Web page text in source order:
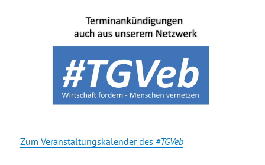
Zum Veranstaltungskalender des #TGVeb